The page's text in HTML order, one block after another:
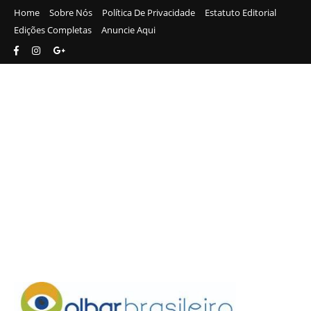
Home Sobre Nós Política De Privacidade
Estatuto Editorial
Edições Completas
Anuncie Aqui